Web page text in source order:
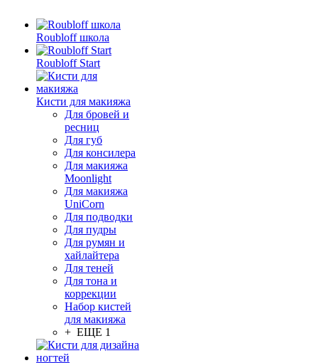
Roubloff школа
Roubloff Start
Кисти для макияжа
Для бровей и
ресниц
Для губ
Для консилера
Для макияжа
Moonlight
Для макияжа
UniCorn
Для подводки
Для пудры
Для румян и
хайлайтера
Для теней
Для тона и
коррекции
Набор кистей
для макияжа
+ ЕЩЕ 1